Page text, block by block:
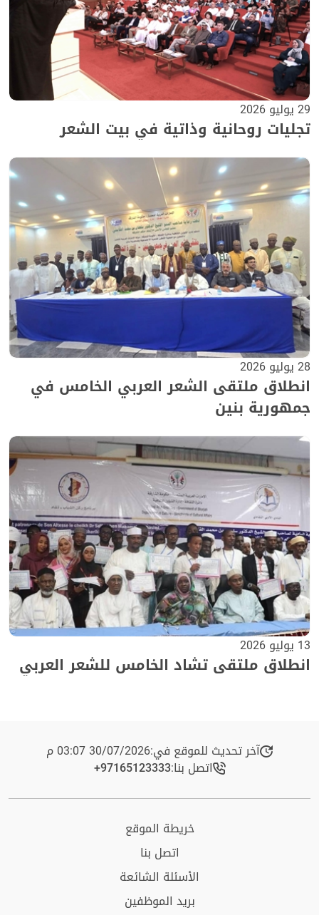
29 يوليو 2026
تجليات روحانية وذاتية في بيت الشعر
28 يوليو 2026
انطلاق ملتقى الشعر العربي الخامس في
جمهورية بنين
13 يوليو 2026
انطلاق ملتقى تشاد الخامس للشعر العربي
آخر تحديث للموقع في:30/07/2026 03:07 م
اتصل بنا:+97165123333​
خريطة الموقع
اتصل بنا
الأسئلة الشائعة
بريد الموظفين